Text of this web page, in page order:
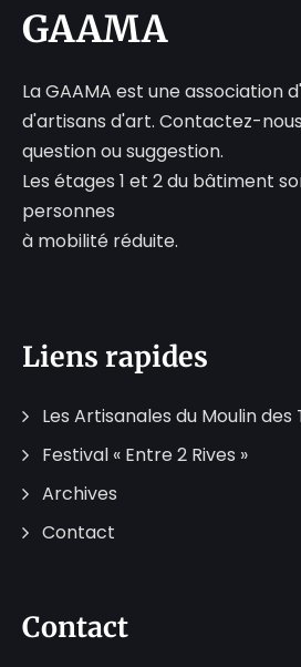
GAAMA
La GAAMA est une association
d'artisans d'art. Contactez-
question ou suggestion.
Les étages 1 et 2 du bâtiment
personnes
à mobilité réduite.
Liens rapides
Les Artisanales du Moulin des
Festival « Entre 2 Rives »
Archives
Contact
Contact